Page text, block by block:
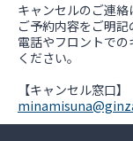
キャンセルのご連絡
ご予約内容をご明記
電話やフロントで
ください。